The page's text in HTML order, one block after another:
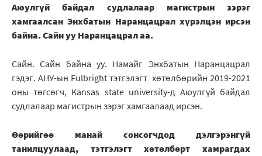
Аюулгүй байдал судлалаар магистрын зэрэг
хамгаалсан Энхбатын Наранцацрал хүрэлцэн ирсэн
байна. Сайн уу Наранцацрал аа.
Сайн. Сайн байна уу. Намайг Энхбатын Наранцацрал
гэдэг. АНУ-ын Fulbright тэтгэлэгт хөтөлбөрийн 2019-2021
оны төгсөгч, Kansas state university-д Аюулгүй байдал
судлалаар магистрын зэрэг хамгаалаад ирсэн.
Өөрийгөө манай сонсогчдод дэлгэрэнгүй
танилцуулаад, тэтгэлэгт хөтөлбөрт хамрагдах